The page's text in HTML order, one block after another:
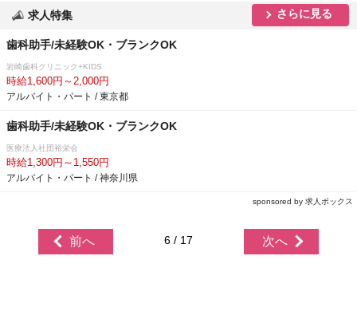
求人特集 さらに見る
歯科助手/未経験OK・ブランクOK
崎歯科クリニック+KIDS
時給1,600円～2,000円
アルバイト・パート / 東京都
歯科助手/未経験OK・ブランクOK
医療法人社団裕栄会
時給1,300円～1,550円
アルバイト・パート / 神奈川県
sponsored by 求人ボックス
前へ 6 / 17 次へ